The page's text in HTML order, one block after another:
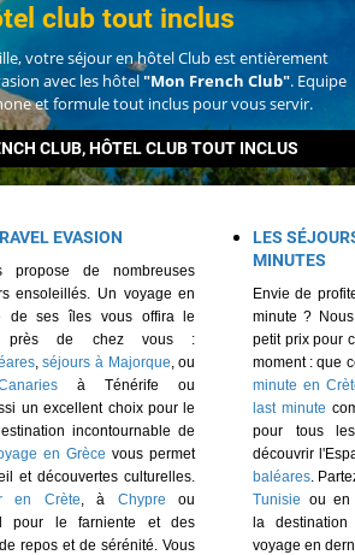
club tout inclus
votre séjour en hôtel Club est entièrement
avec les hôtel"Mon French Club". Equipe
et formule tout inclus pour vous servir.
CLUB, HÔTEL CLUB TOUT INCLUS
EVASION
propose de nombreuses
ensoleillés. Un voyage en
de ses îles vous offira le
près de chez vous :
,séjours à Majorque , ou
à Ténérife ou
un excellent choix pour le
incontournable de
en Grèce vous permet
et découvertes culturelles.
en Crète , à Chypre ou
pour le farniente et des
repos et de sérénité. Vous
LES
MINUTES
Envie de
minute ?
petit prix pour
moment : que
minute en
last minute
pour tous
découvrir
baléares.
Tunisie ou
la
voyage en